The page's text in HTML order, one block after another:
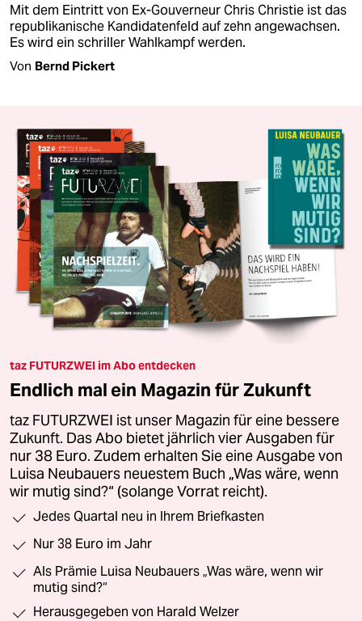
Mit dem Eintritt von Ex-Gouverneur Chris Christie ist das
republikanische Kandidatenfeld auf zehn angewachsen.
Es wird ein schriller Wahlkampf werden.
Von Bernd Pickert
taz FUTURZWEI im Abo entdecken
Endlich mal ein Magazin für Zukunft
taz FUTURZWEI ist unser Magazin für eine bessere
Zukunft. Das Abo bietet jährlich vier Ausgaben für
nur 38 Euro. Zudem erhalten Sie eine Ausgabe von
Luisa Neubauers neuestem Buch „Was wäre, wenn
wir mutig sind?“ (solange Vorrat reicht).
Jedes Quartal neu in Ihrem Briefkasten
Nur 38 Euro im Jahr
Als Prämie Luisa Neubauers „Was wäre, wenn wir
mutig sind?“
Herausgegeben von Harald Welzer